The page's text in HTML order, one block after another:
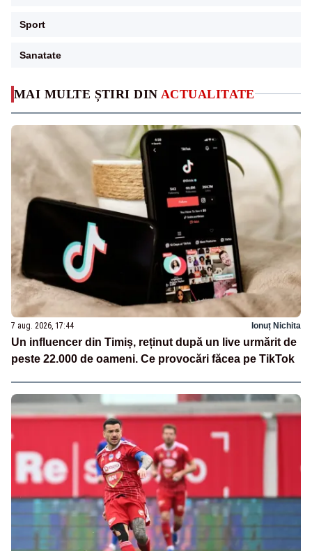
MAI MULTE ȘTIRI DIN ACTUALITATE
7 aug. 2026, 17:44 Ionuț Nichita
Un influencer din Timiș, reținut după un live urmărit de
peste 22.000 de oameni. Ce provocări făcea pe TikTok
Sport
Sanatate